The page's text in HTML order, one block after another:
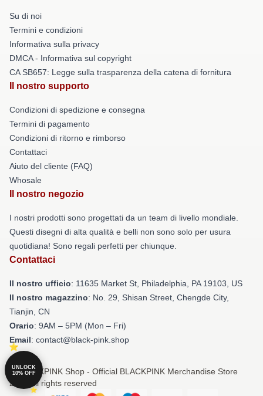
Su di noi
Termini e condizioni
Informativa sulla privacy
DMCA - Informativa sul copyright
CA SB657: Legge sulla trasparenza della catena di fornitura
Il nostro supporto
Condizioni di spedizione e consegna
Termini di pagamento
Condizioni di ritorno e rimborso
Contattaci
Aiuto del cliente (FAQ)
Whosale
Il nostro negozio
I nostri prodotti sono progettati da un team di livello mondiale.
Questi disegni di alta qualità e belli non sono solo per usura
quotidiana! Sono regali perfetti per chiunque.
Contattaci
Il nostro ufficio: 11635 Market St, Philadelphia, PA 19103, US
Il nostro magazzino: No. 29, Shisan Street, Chengde City,
Tianjin, CN
Orario: 9AM – 5PM (Mon – Fri)
Email: contact@black-pink.shop
© BLACKPINK Shop - Official BLACKPINK Merchandise Store
2026 all rights reserved
UNLOCK
10% OFF